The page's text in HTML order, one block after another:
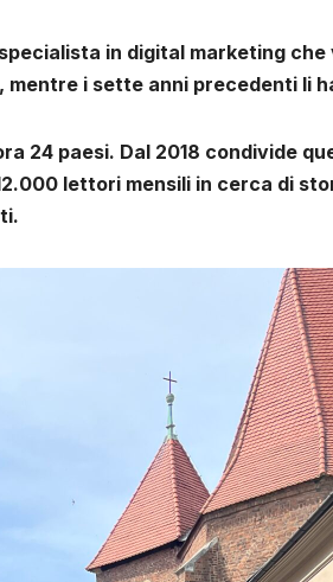
in digital marketing che
i sette anni precedenti li
24 paesi. Dal 2018 condivide
lettori mensili in cerca di